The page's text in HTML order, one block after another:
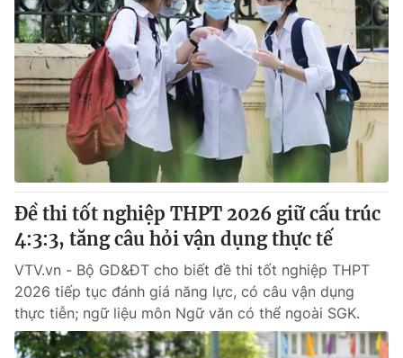
® Cấm sao chép dưới mọi hình thức nếu không có sự chấp
thuận bằng văn bản. Ghi rõ nguồn VTV.vn khi phát hành lại
thông tin từ website này.
Đề thi tốt nghiệp THPT 2026 giữ cấu trúc
4:3:3, tăng câu hỏi vận dụng thực tế
VTV.vn - Bộ GD&ĐT cho biết đề thi tốt nghiệp THPT
2026 tiếp tục đánh giá năng lực, có câu vận dụng
thực tiễn; ngữ liệu môn Ngữ văn có thể ngoài SGK.